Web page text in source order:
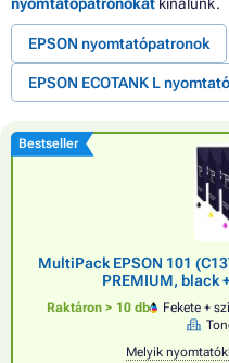
EPSON nyomtatópatronok
EPSON ECOTANK L
Bestseller
MultiPack EPSON 101
PREMIUM, black
Raktáron > 10 db Fekete +
Melyik